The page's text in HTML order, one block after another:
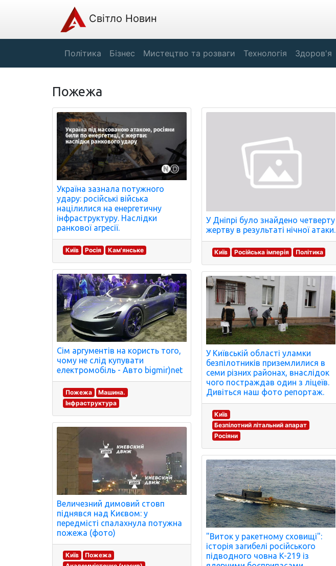
Світло Новин
Політика Бізнес Мистецтво та розваги Технологія Здоров'я
Пожежа
Україна зазнала потужного
удару: російські війська
націлилися на енергетичну
інфраструктуру. Наслідки
ранкової агресії.
Київ Росія Кам'янське
Сім аргументів на користь того,
чому не слід купувати
електромобіль - Авто bigmir)net
Пожежа
Машина.
Інфраструктура
Величезний димовий стовп
піднявся над Києвом: у
передмісті спалахнула потужна
пожежа (фото)
Київ
Пожежа
У Дніпрі було знайдено четверту
жертву в результаті нічної атаки.
Київ Російська імперія Політика
У Київській області уламки
безпілотників приземлилися в
семи різних районах, внаслідок
чого постраждав один з ліцеїв.
Дивіться наш фото репортаж.
Київ
Безпілотний літальний апарат
Росіяни
"Виток у ракетному сховищі":
історія загибелі російського
підводного човна K-219 із